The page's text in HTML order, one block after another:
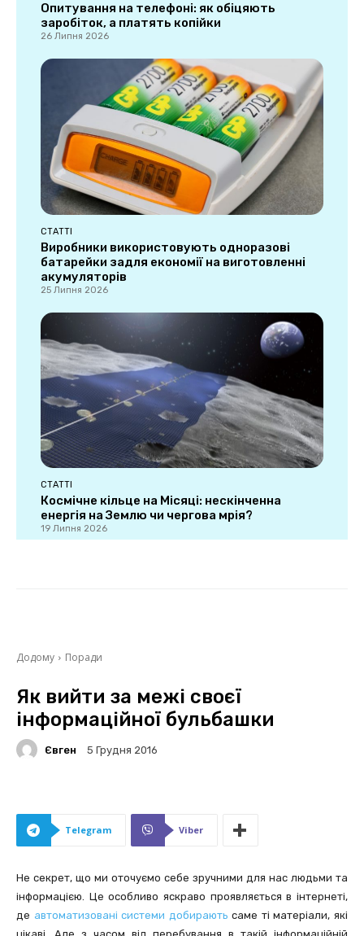
Опитування на телефоні: як обіцяють
заробіток, а платять копійки
26 Липня 2026
СТАТТІ
Виробники використовують одноразові
батарейки задля економії на виготовленні
акумуляторів
25 Липня 2026
СТАТТІ
Космічне кільце на Місяці: нескінченна
енергія на Землю чи чергова мрія?
19 Липня 2026